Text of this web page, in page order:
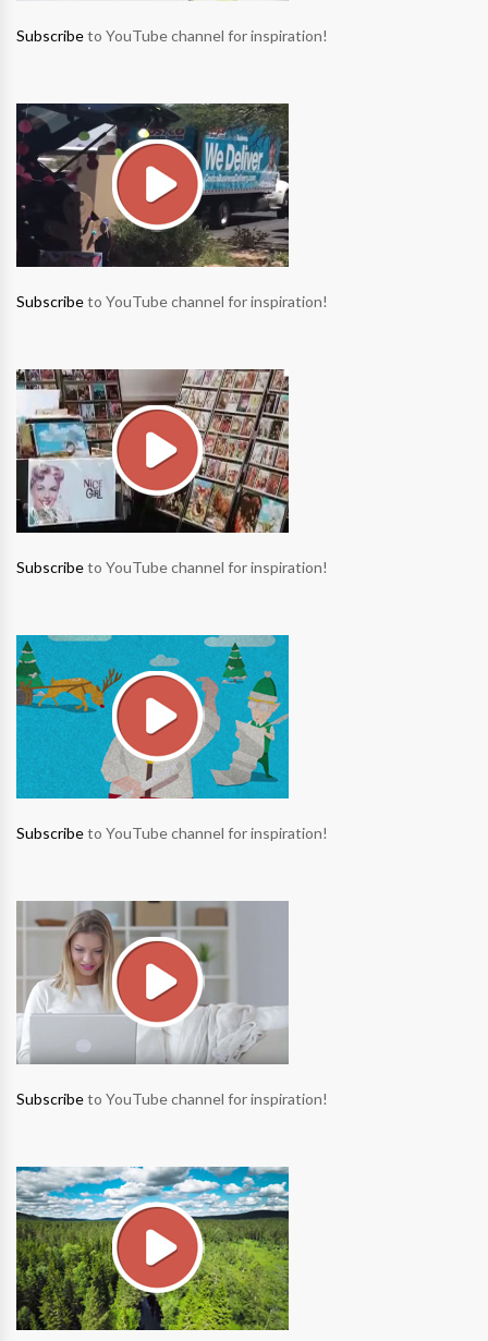
Subscribeto YouTube channel for inspiration!
Subscribeto YouTube channel for inspiration!
Subscribeto YouTube channel for inspiration!
Subscribeto YouTube channel for inspiration!
Subscribeto YouTube channel for inspiration!